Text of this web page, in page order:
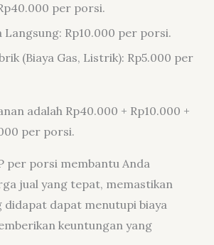
per porsi.
Langsung: Rp10.000 per porsi.
(Biaya Gas, Listrik): Rp5.000 per
adalah Rp40.000 + Rp10.000 +
per porsi.
per porsi membantu Anda
jual yang tepat, memastikan
didapat dapat menutupi biaya
keuntungan yang